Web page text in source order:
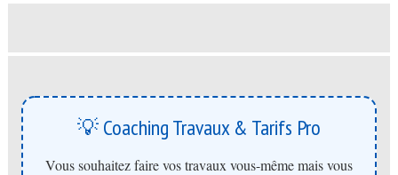
💡 Coaching Travaux & Tarifs Pro
Vous souhaitez faire vos travaux vous-même mais vous